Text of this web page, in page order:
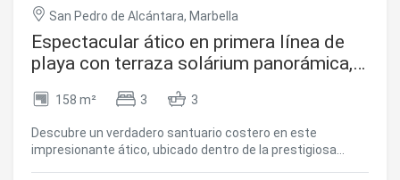
San Pedro de Alcántara, Marbella
Espectacular ático en primera línea de
playa con terraza solárium panorámica,
158 m² 3 3
Descubre un verdadero santuario costero en este
impresionante ático, ubicado dentro de la prestigiosa